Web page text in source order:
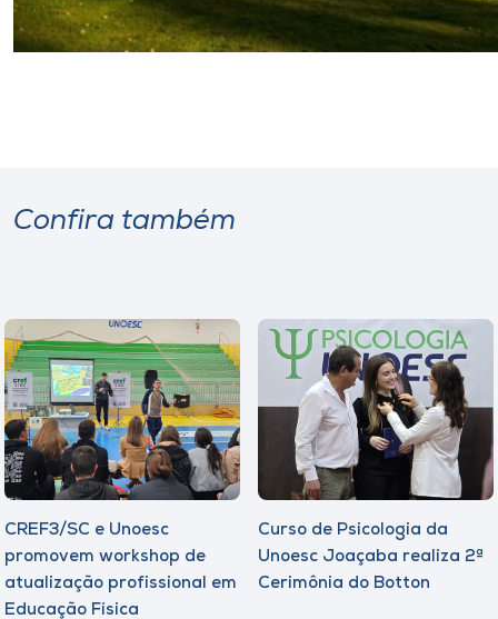
Confira também
CREF3/SC e Unoesc
promovem workshop de
atualização profissional em
Educação Física
Curso de Psicologia da
Unoesc Joaçaba realiza 2ª
Cerimônia do Botton